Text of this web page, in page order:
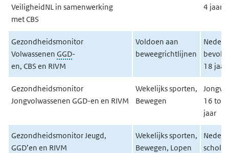
VeiligheidNL in samenwerking
metCBS
4 jaar
Gezondheidsmonitor
Volwassenen GGD-
en, CBS en RIVM
Voldoen aan
beweegrichtlijnen
18 jaar
Gezondheidsmonitor
Jongvolwassenen GGD-en en RIVM
Wekelijks sporten,
Bewegen
16 tot
jaar
Gezondheidsmonitor Jeugd,
GGD’en en RIVM
Wekelijks sporten,
Bewegen, Lopen